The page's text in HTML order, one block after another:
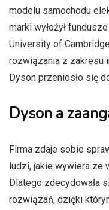
modelu samochodu
marki wyłożył
University of
rozwiązania z zakresu
Dyson przeniosło się
Dyson a
Firma zdaje sobie
ludzi, jakie wywiera ze
Dlatego zdecydowała
rozwiązań, dzięki